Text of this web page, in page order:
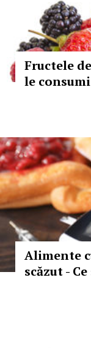
Fructele
le
Alimente
scăzut -